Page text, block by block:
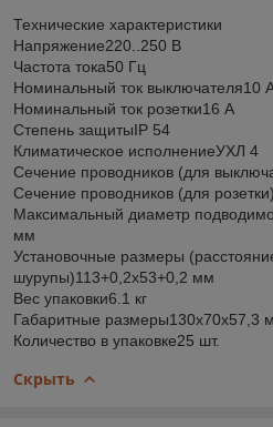
Технические характеристики
Напряжение220..250 В
Частота тока50 Гц
Номинальный ток выключателя10
Номинальный ток розетки16 А
Степень защитыIP 54
Климатическое исполнениеУХЛ 4
Сечение проводников (для
Сечение проводников (для
Максимальный диаметр
мм
Установочные размеры
шурупы)113+0,2х53+0,2 мм
Вес упаковки6.1 кг
Габаритные размеры130х70х57,3
Количество в упаковке25 шт.
Скрыть